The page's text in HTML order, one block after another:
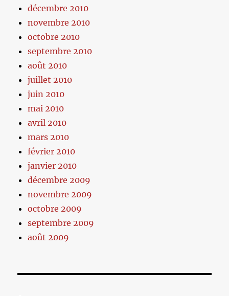
décembre 2010
novembre 2010
octobre 2010
septembre 2010
août 2010
juillet 2010
juin 2010
mai 2010
avril 2010
mars 2010
février 2010
janvier 2010
décembre 2009
novembre 2009
octobre 2009
septembre 2009
août 2009